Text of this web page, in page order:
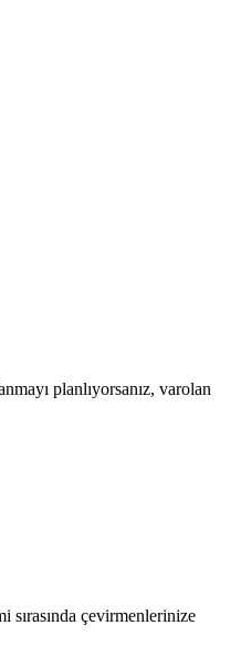
planlıyorsanız, varolan
çevirmenlerinize